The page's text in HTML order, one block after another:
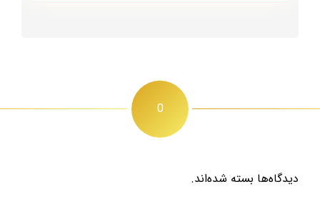
0
دیدگاه‌ها بسته شده‌اند.